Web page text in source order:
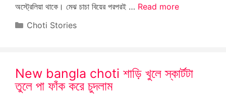
অস্ট্রেলিয়া থাকে। মেঝ চাচা বিয়ের পরপরই … Read more
Categories
Choti Stories
New bangla choti শাড়ি খুলে স্কার্টটা
তুলে পা ফাঁক করে চুদলাম